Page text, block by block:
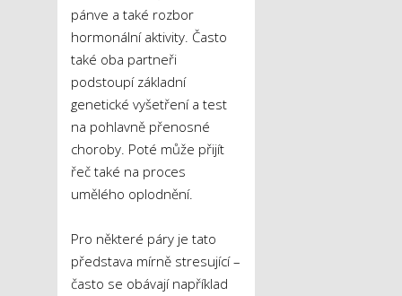
pánve a také rozbor
hormonální aktivity. Často
také oba partneři
podstoupí základní
genetické vyšetření a test
na pohlavně přenosné
choroby. Poté může přijít
řeč také na proces
umělého oplodnění.
Pro některé páry je tato
představa mírně stresující –
často se obávají například